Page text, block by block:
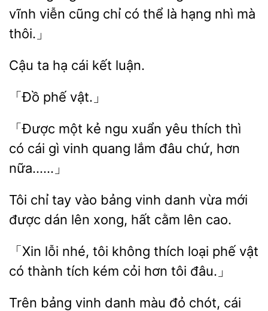
vĩnh viễn cũng chỉ có thể là hạng nhì mà
thôi.」
ta hạ kết
「Được
ngu xuẩn yêu thích thì
có cái gì
quang lắm đâu chứ, hơn
nữa……」
Tôi chỉ tay vào bảng vinh
vừa mới
được dán lên
cằm lên cao.
lỗi nhé, tôi không thích loại phế vật
thành tích kém cỏi hơn
đâu.」
Trên bảng vinh danh màu đỏ chót, cái